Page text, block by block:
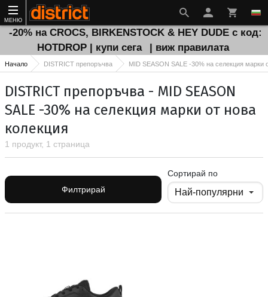
МЕНЮ
-20% на CROCS, BIRKENSTOCK & HEY DUDE с код:
HOTDROP | купи сега
| виж правилата
Начало DISTRICT препоръчва MID SEASON SALE -30% на селекция марки
DISTRICT препоръчва - MID SEASON
SALE -30% на селекция марки от нова
колекция
1 продукт, 1 страница
Филтрирай
Сортирай по